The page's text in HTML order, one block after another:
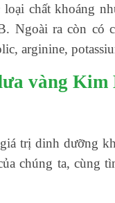
loại chất khoáng
Ngoài ra còn có
arginine,
vàng Kim
trị dinh dưỡng
chúng ta, cùng